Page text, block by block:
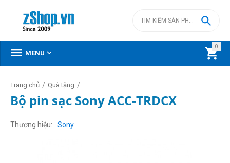
0


 MENU 
Trang chủ / Quà tặng /
Bộ pin sạc Sony ACC-TRDCX
Thương hiệu Sony